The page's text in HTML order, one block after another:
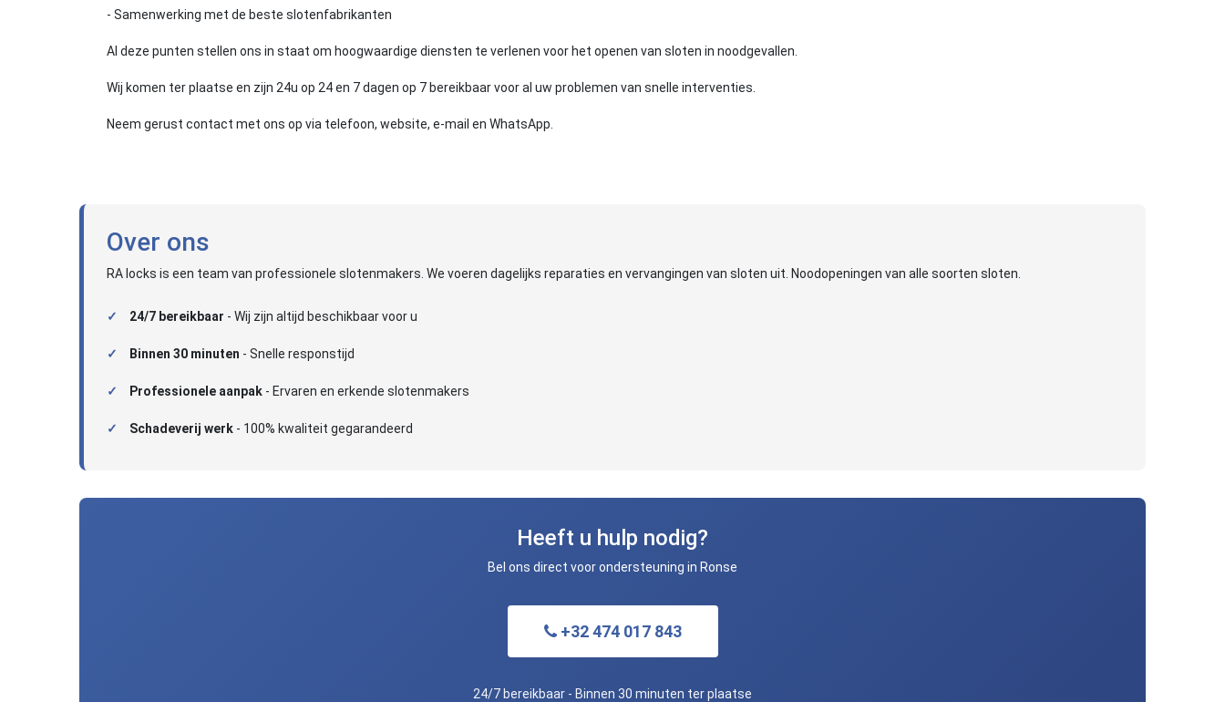
- Samenwerking met de beste slotenfabrikanten
Al deze punten stellen ons in staat om hoogwaardige diensten te verlenen voor het openen van sloten in noodgevallen.
Wij komen ter plaatse en zijn 24u op 24 en 7 dagen op 7 bereikbaar voor al uw problemen van snelle interventies.
Neem gerust contact met ons op via telefoon, website, e-mail en WhatsApp.
Over ons
RA locks is een team van professionele slotenmakers. We voeren dagelijks reparaties en vervangingen van sloten uit. Noodopeningen van alle soorten sloten.
24/7 bereikbaar - Wij zijn altijd beschikbaar voor u
Binnen 30 minuten - Snelle responstijd
Professionele aanpak - Ervaren en erkende slotenmakers
Schadeverij werk - 100% kwaliteit gegarandeerd
Heeft u hulp nodig?
Bel ons direct voor ondersteuning in Ronse
+32 474 017 843
24/7 bereikbaar - Binnen 30 minuten ter plaatse